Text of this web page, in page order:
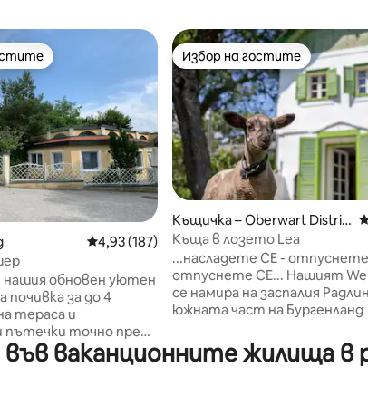
отзива
избор на гостите
Средна оценка: 4,93 от 5, 187 отзива
4,93 (187)
обновен уютен
за до 4
тераса и
пътечки точно пред
пейзаж.
само на 5
Избор на гостите
Избор на гостите
Къщичка – Oberwart Distric
t
Къща в лозето Lea
...насладете СЕ -
отпуснете СЕ... Нашият
се намира на заспалия
южната част на Бургенланд
устойчиво реновиран през
той предлага на
ваканционните жилища в